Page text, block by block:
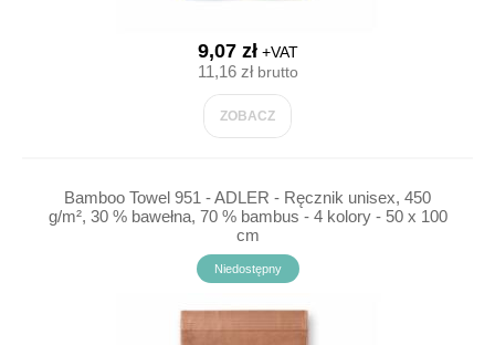
9,07 zł+VAT
11,16 złbrutto
ZOBACZ
Bamboo Towel 951 - ADLER - Ręcznik unisex, 450
g/m², 30 % bawełna, 70 % bambus - 4 kolory - 50 x 100
cm
Niedostępny